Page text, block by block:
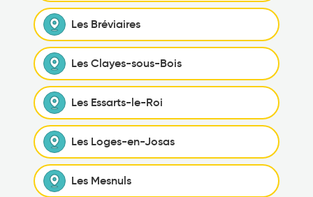
Les Bréviaires
Les Clayes-sous-Bois
Les Essarts-le-Roi
Les Loges-en-Josas
Les Mesnuls